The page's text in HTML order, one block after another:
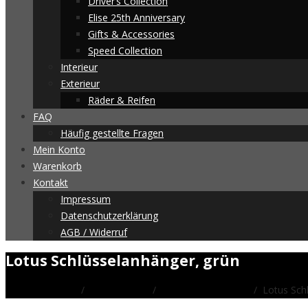
Elise 25th Anniversary
Gifts & Accessories
Speed Collection
Interieur
Exterieur
Räder & Reifen
FAQ
Häufig gestellte Fragen
Mein Konto
Warenkorb
Kontakt
Impressum
Datenschutzerklärung
AGB / Widerruf
Lotus Schlüsselanhänger, grün
/ / / Lotus